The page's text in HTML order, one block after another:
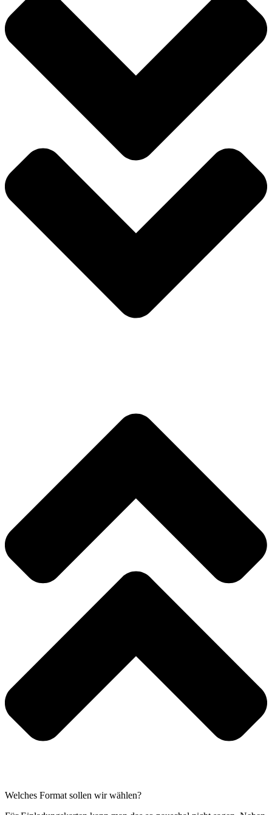
Welches Format sollen wir wählen?